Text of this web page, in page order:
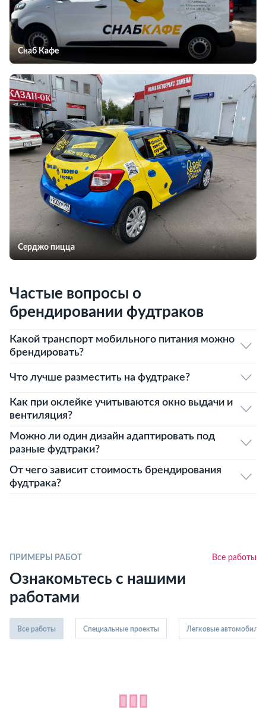
Снаб Кафе
Серджо пицца
Частые вопросы о
брендировании фудтраков
Какой транспорт мобильного питания можно
брендировать?
Что лучше разместить на фудтраке?
Как при оклейке учитываются окно выдачи и
вентиляция?
Можно ли один дизайн адаптировать под
разные фудтраки?
От чего зависит стоимость брендирования
фудтрака?
ПРИМЕРЫ РАБОТ Все работы
Ознакомьтесь с нашими
работами
Все работы Специальные проекты Легковые автомобили